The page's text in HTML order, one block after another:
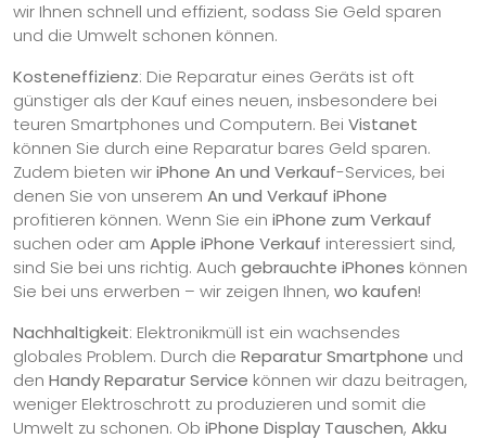
wir Ihnen schnell und effizient, sodass Sie Geld sparen
und die Umwelt schonen können.
Kosteneffizienz: Die Reparatur eines Geräts ist oft
günstiger als der Kauf eines neuen, insbesondere bei
teuren Smartphones und Computern. Bei Vistanet
können Sie durch eine Reparatur bares Geld sparen.
Zudem bieten wiriPhone An und Verkauf-Services, bei
denen Sie von unserem An und Verkauf iPhone
profitieren können. Wenn Sie ein iPhone zum Verkauf
suchen oder am Apple iPhone Verkauf interessiert sind,
sind Sie bei uns richtig. Auch gebrauchte iPhones können
Sie bei uns erwerben – wir zeigen Ihnen, wo kaufen!
Nachhaltigkeit: Elektronikmüll ist ein wachsendes
globales Problem. Durch die Reparatur Smartphone und
den Handy Reparatur Service können wir dazu beitragen,
weniger Elektroschrott zu produzieren und somit die
Umwelt zu schonen. Ob iPhone Display Tauschen, Akku